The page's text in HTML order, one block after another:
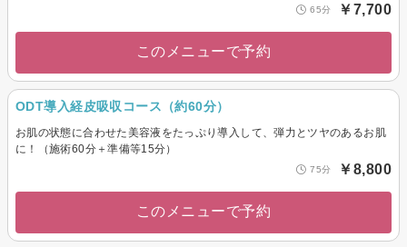
65分 ￥7,700
このメニューで予約
ODT導入経皮吸収コース（約60分）
お肌の状態に合わせた美容液をたっぷり導入して、弾力とツヤのあるお肌
に！（施術60分＋準備等15分）
75分 ￥8,800
このメニューで予約